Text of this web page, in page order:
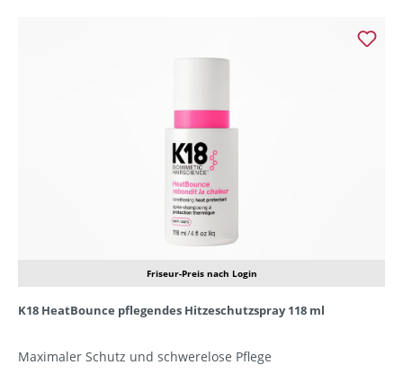
Friseur-Preis nach Login
K18 HeatBounce pflegendes Hitzeschutzspray 118 ml
Maximaler Schutz und schwerelose Pflege